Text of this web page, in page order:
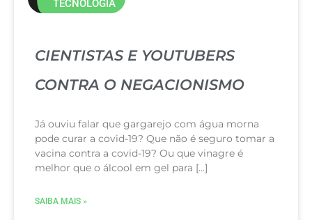
TECNOLOGIA
CIENTISTAS E YOUTUBERS
CONTRA O NEGACIONISMO
Já ouviu falar que gargarejo com água morna
pode curar a covid-19? Que não é seguro tomar a
vacina contra a covid-19? Ou que vinagre é
melhor que o álcool em gel para […]
SAIBA MAIS »